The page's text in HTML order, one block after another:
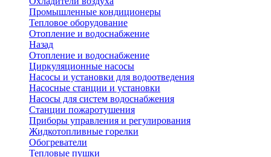
Промышленные кондиционеры
Тепловое оборудование
Отопление и водоснабжение
Назад
Отопление и водоснабжение
Циркуляционные насосы
Насосы и установки для водоотведения
Насосные станции и установки
Насосы для систем водоснабжения
Станции пожаротушения
Приборы управления и регулирования
Жидкотопливные горелки
Обогреватели
Тепловые пушки